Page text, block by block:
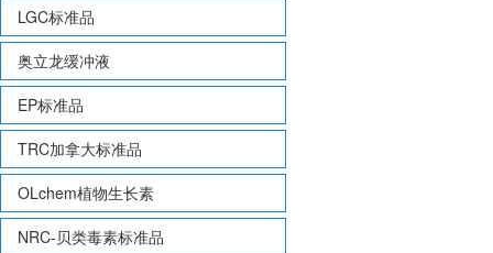
LGC标准品
奥立龙缓冲液
EP标准品
TRC加拿大标准品
OLchem植物生长素
NRC-贝类毒素标准品